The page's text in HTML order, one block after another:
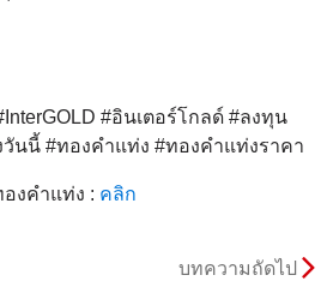
#อินเตอร์โกลด์ #ลงทุน
นนี้ #ทองคำแท่ง #ทองคำแท่งราคา
งคำแท่ง : คลิก
บทความถัดไป